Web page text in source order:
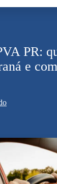
PR:
e